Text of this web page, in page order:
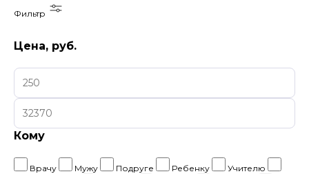
Фильтр
Цена, руб.
Кому
Врачу Мужу Подруге Ребенку
Учителю